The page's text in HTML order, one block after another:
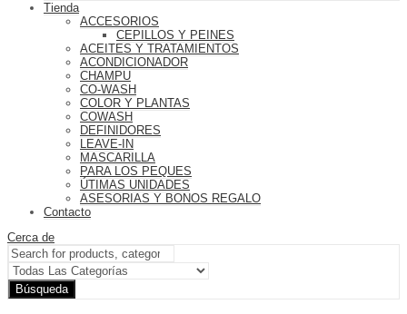
Tienda
ACCESORIOS
CEPILLOS Y PEINES
ACEITES Y TRATAMIENTOS
ACONDICIONADOR
CHAMPU
CO-WASH
COLOR Y PLANTAS
COWASH
DEFINIDORES
LEAVE-IN
MASCARILLA
PARA LOS PEQUES
ÚTIMAS UNIDADES
ASESORIAS Y BONOS REGALO
Contacto
Cerca de
Búsqueda